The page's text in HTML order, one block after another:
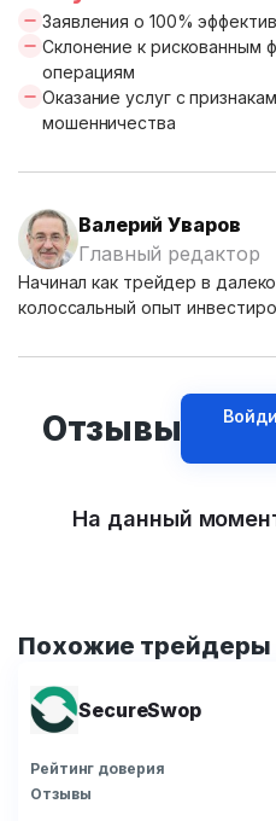
Заявления о 100%
Склонение к рискованным
операциям
Оказание услуг с
мошенничества
Валерий Уваров
Главный редактор
Начинал как трейдер в
колоссальный опыт
Отзывы
На данный
Похожие трейдеры
SecureSwop
Рейтинг доверия
Отзывы